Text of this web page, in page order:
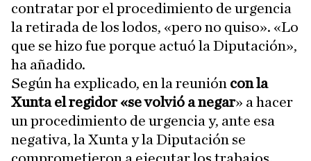
contratar por el procedimiento de urgencia
la retirada de los lodos, «pero no quiso». «Lo
que se hizo fue porque actuó la Diputación»,
ha añadido.
Según ha explicado, en la reunión con la
Xunta el regidor «se volvió a negar» a hacer
un procedimiento de urgencia y, ante esa
negativa, la Xunta y la Diputación se